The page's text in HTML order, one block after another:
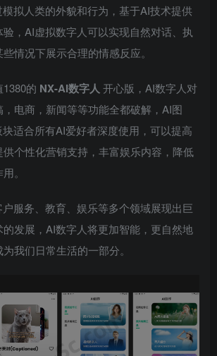
拟人类的外貌和行为，基于AI技术提供
，AI虚拟数字人可以实现自然对话、执
情况下展示合理的情感反应。
的 NX-AI数字人 开心版，AI数字人对
电商，新闻等等功能全都破解，AI图
适合所有AI爱好者深度使用，可以提高
个性化营销支持，丰富娱乐内容，降低
。
服务、教育、娱乐等多个领域展现出巨
发展，AI数字人将更加智能，更自然地
我们日常生活的一部分。